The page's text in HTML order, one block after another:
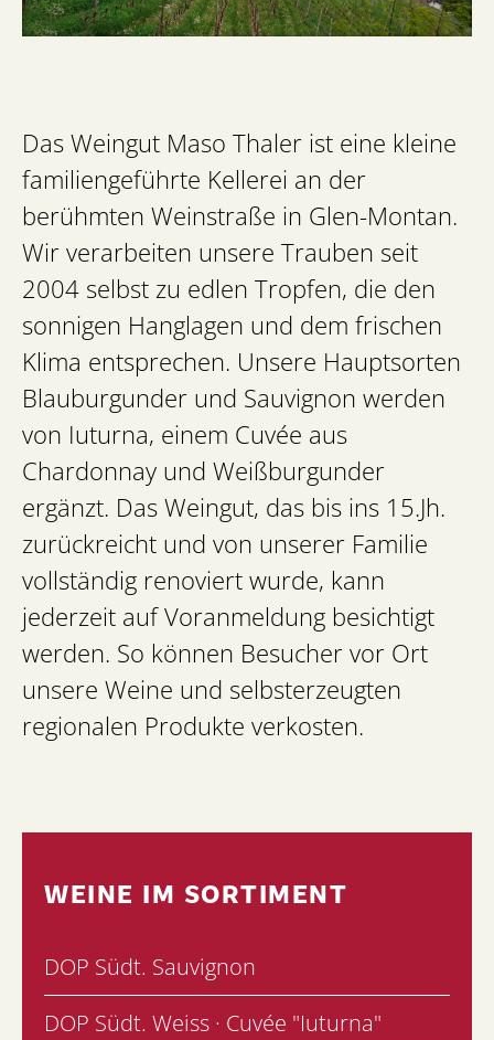
Das Weingut Maso Thaler ist eine kleine
familiengeführte Kellerei an der
berühmten Weinstraße in Glen-Montan.
Wir verarbeiten unsere Trauben seit
2004 selbst zu edlen Tropfen, die den
sonnigen Hanglagen und dem frischen
Klima entsprechen. Unsere Hauptsorten
Blauburgunder und Sauvignon werden
von Iuturna, einem Cuvée aus
Chardonnay und Weißburgunder
ergänzt. Das Weingut, das bis ins 15.Jh.
zurückreicht und von unserer Familie
vollständig renoviert wurde, kann
jederzeit auf Voranmeldung besichtigt
werden. So können Besucher vor Ort
unsere Weine und selbsterzeugten
regionalen Produkte verkosten.
WEINE IM SORTIMENT
DOP Südt. Sauvignon
DOP Südt. Weiss · Cuvée "Iuturna"